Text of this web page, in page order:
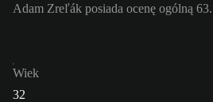
Adam Zreľák posiada ocenę ogólną 63.
Wiek
32